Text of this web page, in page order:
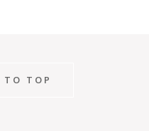
TO TOP